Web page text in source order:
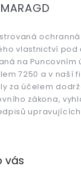
vlastnictví pod
na Puncovním
7250 a v naší
za účelem
zákona,
vás